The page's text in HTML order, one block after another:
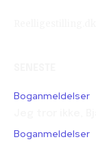
Boganmeldelser
Boganmeldelser